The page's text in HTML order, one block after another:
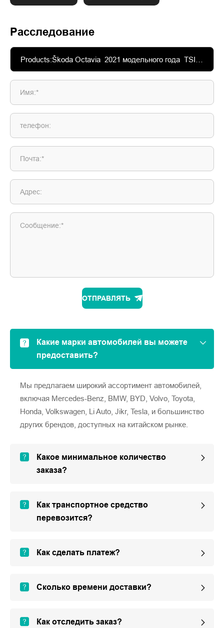
Расследование
Имя:*
телефон:
Почта:*
Адрес:
Сообщение:*
ОТПРАВЛЯТЬ
Какие марки автомобилей вы можете
предоставить?
Мы предлагаем широкий ассортимент автомобилей,
включая Mercedes-Benz, BMW, BYD, Volvo, Toyota,
Honda, Volkswagen, Li Auto, Jikr, Tesla, и большинство
других брендов, доступных на китайском рынке.
Какое минимальное количество
заказа?
Как транспортное средство
перевозится?
Как сделать платеж?
Сколько времени доставки?
Как отследить заказ?